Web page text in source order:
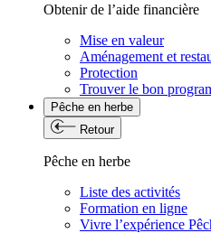
Obtenir de l’aide financière
Mise en valeur
Aménagement et
Protection
Trouver le bon
Pêche en herbe
Retour
Pêche en herbe
Liste des activités
Formation en ligne
Vivre l’expérience